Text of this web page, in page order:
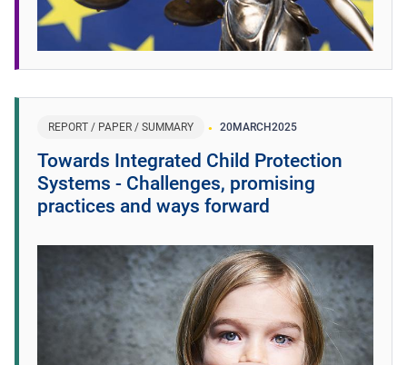
REPORT / PAPER / SUMMARY 20MARCH2025
Towards Integrated Child Protection
Systems - Challenges, promising
practices and ways forward